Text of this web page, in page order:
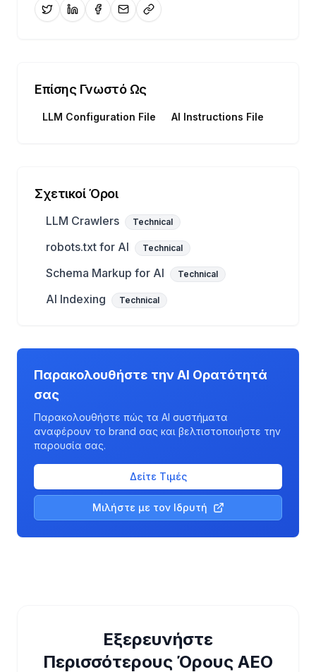
Επίσης Γνωστό Ως
LLM Configuration File AI Instructions File
Σχετικοί Όροι
LLM Crawlers Technical
robots.txt for AI Technical
Schema Markup for AI Technical
AI Indexing Technical
Παρακολουθήστε την AI Ορατότητά
σας
Παρακολουθήστε πώς τα AI συστήματα
αναφέρουν το brand σας και βελτιστοποιήστε την
παρουσία σας.
Δείτε Τιμές
Μιλήστε με τον Ιδρυτή
Εξερευνήστε
Περισσότερους Όρους AEO